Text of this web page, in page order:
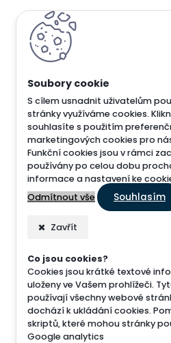
S cílem usnadnit uživatelům
stránky využíváme cookies.
souhlasíte s použitím
marketingových cookies pro
Funkční cookies jsou v rámci
používány po celou dobu
informace a nastavení ke
Odmítnout vše
Souhlasím
Zavřít
Co jsou cookies?
Cookies jsou krátké textové
uloženy ve Vašem prohlížeči.
používají všechny webové
dochází k ukládání cookies.
skriptů, které mohou stránky
Google analytics